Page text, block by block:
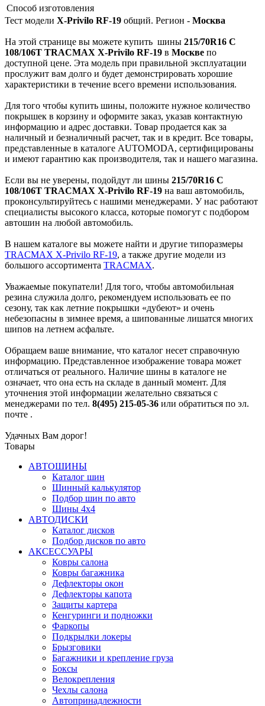
Способ изготовления
Тест модели X-Privilo RF-19 общий. Регион - Москва
На этой странице вы можете купить шины 215/70R16 C
108/106T TRACMAX X-Privilo RF-19 в Москве по
доступной цене. Эта модель при правильной эксплуатации
прослужит вам долго и будет демонстрировать хорошие
характеристики в течение всего времени использования.
Для того чтобы купить шины, положите нужное количество
покрышек в корзину и оформите заказ, указав контактную
информацию и адрес доставки. Товар продается как за
наличный и безналичный расчет, так и в кредит. Все товары,
представленные в каталоге AUTOMODA, сертифицированы
и имеют гарантию как производителя, так и нашего магазина.
Если вы не уверены, подойдут ли шины 215/70R16 C
108/106T TRACMAX X-Privilo RF-19 на ваш автомобиль,
проконсультируйтесь с нашими менеджерами. У нас работают
специалисты высокого класса, которые помогут с подбором
автошин на любой автомобиль.
В нашем каталоге вы можете найти и другие типоразмеры
TRACMAX X-Privilo RF-19, а также другие модели из
большого ассортимента TRACMAX.
Уважаемые покупатели! Для того, чтобы автомобильная
резина служила долго, рекомендуем использовать ее по
сезону, так как летние покрышки «дубеют» и очень
небезопасны в зимнее время, а шипованные лишатся многих
шипов на летнем асфальте.
Обращаем ваше внимание, что каталог несет справочную
информацию. Представленное изображение товара может
отличаться от реального. Наличие шины в каталоге не
означает, что она есть на складе в данный момент. Для
уточнения этой информации желательно связаться с
менеджерами по тел. 8(495) 215-05-36 или обратиться по эл.
почте .
Удачных Вам дорог!
Товары
АВТОШИНЫ
Каталог шин
Шинный калькулятор
Подбор шин по авто
Шины 4x4
АВТОДИСКИ
Каталог дисков
Подбор дисков по авто
АКСЕССУАРЫ
Ковры салона
Ковры багажника
Дефлекторы окон
Дефлекторы капота
Защиты картера
Кенгуринги и подножки
Фаркопы
Подкрылки локеры
Брызговики
Багажники и крепление груза
Боксы
Велокрепления
Чехлы салона
Автопринадлежности